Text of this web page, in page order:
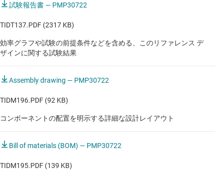
試験報告書 — PMP30722
TIDT137.PDF (2317 KB)
効率グラフや試験の前提条件などを含める、このリファレンス デ
ザインに関する試験結果
Assembly drawing — PMP30722
TIDM196.PDF (92 KB)
コンポーネントの配置を明示する詳細な設計レイアウト
Bill of materials (BOM) — PMP30722
TIDM195.PDF (139 KB)